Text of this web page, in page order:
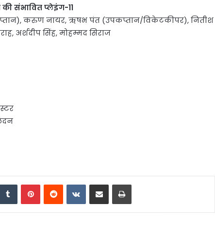
की संभावित प्लेइंग-11
करुण नायर, ऋषभ पंत (उपकप्तान/विकेटकीपर), नितीश
अर्शदीप सिंह, मोहम्मद सिराज
TumblrPinterestReddit VKontakte
Share via Email Print